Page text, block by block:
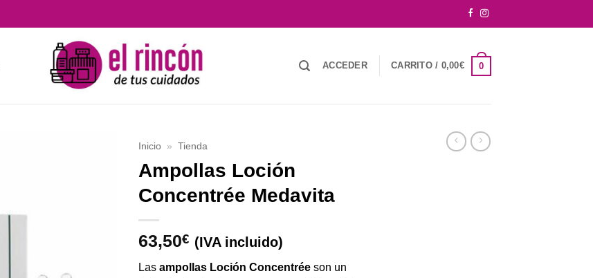
ACCEDER CARRITO / 0,00€ 0
Inicio » Tienda
Ampollas Loción
Concentrée Medavita
63,50€ (IVA incluido)
Las ampollas Loción Concentrée son un